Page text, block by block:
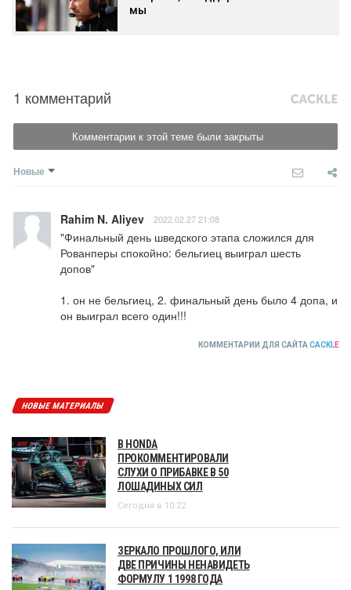
мы
1 комментарий
Комментарии к этой теме были закрыты
Новые
Rahim N. Aliyev 2022.02.27 21:08
"Финальный день шведского этапа сложился для
Рованперы спокойно: бельгиец выиграл шесть
допов"
1. он не бельгиец, 2. финальный день было 4 допа, и
он выиграл всего один!!!
КОММЕНТАРИИ ДЛЯ САЙТА CACKLE
НОВЫЕ МАТЕРИАЛЫ
В HONDA
ПРОКОММЕНТИРОВАЛИ
СЛУХИ О ПРИБАВКЕ В 50
ЛОШАДИНЫХ СИЛ
Сегодня в 10:22
ЗЕРКАЛО ПРОШЛОГО, ИЛИ
ДВЕ ПРИЧИНЫ НЕНАВИДЕТЬ
ФОРМУЛУ 1 1998 ГОДА